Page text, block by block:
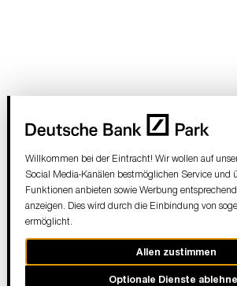
Willkommen bei der Eintracht! Wir wollen auf
Social Media-Kanälen bestmöglichen Service und
Funktionen anbieten sowie Werbung
anzeigen. Dies wird durch die Einbindung von
ermöglicht.
Allen zustimmen
Optionale Dienste